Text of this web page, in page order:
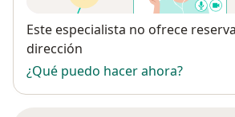
Disponibilidad
Este especialista no ofrece
dirección
¿Qué puedo hacer ahora?